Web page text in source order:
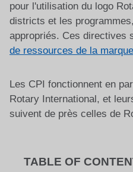
pour l'utilisation du logo
districts et les
appropriés. Ces directives
de ressources de la
Les CPI fonctionnent en
Rotary International, et
suivent de près celles de
TABLE OF